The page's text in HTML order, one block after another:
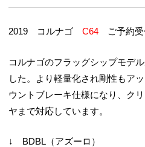
2019 コルナゴ C64 ご予約受
コルナゴのフラッグシップモデ
した。より軽量化され剛性もア
ウントブレーキ仕様になり、ク
ヤまで対応しています。
↓ BDBL（アズーロ）